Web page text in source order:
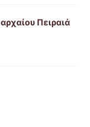
Πειραιά